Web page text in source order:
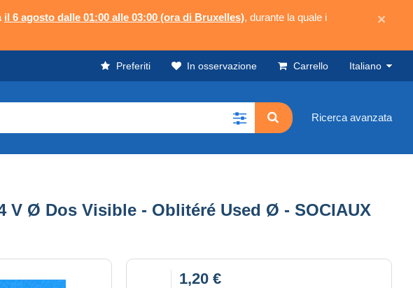
il 6 agosto dalle 01:00 alle 03:00 (ora di Bruxelles), durante la quale i
×
Preferiti In osservazione Carrello Italiano
Ricerca avanzata
V Ø Dos Visible - Oblitéré Used Ø - SOCIAUX
1,20 €